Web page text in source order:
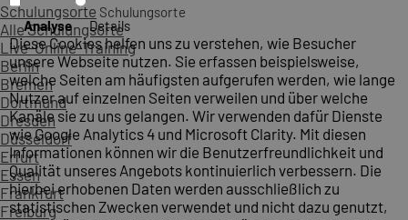
Schulungsorte Schulungsorte
Alle Schulungsorte
Live-Online-Training
Berlin
Bremen
Dortmund
Dresden
Düsseldorf
Erfurt
Essen
Frankfurt
Freiburg
Analyse Details
Diese Cookies helfen uns zu verstehen, wie Besucher
unsere Webseite nutzen. Sie erfassen beispielsweise,
welche Seiten am häufigsten aufgerufen werden, wie lange
Nutzer auf einzelnen Seiten verweilen und über welche
Kanäle sie zu uns gelangen. Wir verwenden dafür Dienste
wie Google Analytics 4 und Microsoft Clarity. Mit diesen
Informationen können wir die Benutzerfreundlichkeit und
Qualität unseres Angebots kontinuierlich verbessern. Die
hierbei erhobenen Daten werden ausschließlich zu
statistischen Zwecken verwendet und nicht dazu genutzt,